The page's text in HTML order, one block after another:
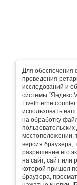
Для обеспечения
проведения
исследований и
системы
использовать
на обработку
местоположении,
версия браузера,
разрешение его
на сайт, сайт или
которой пришел
браузера,